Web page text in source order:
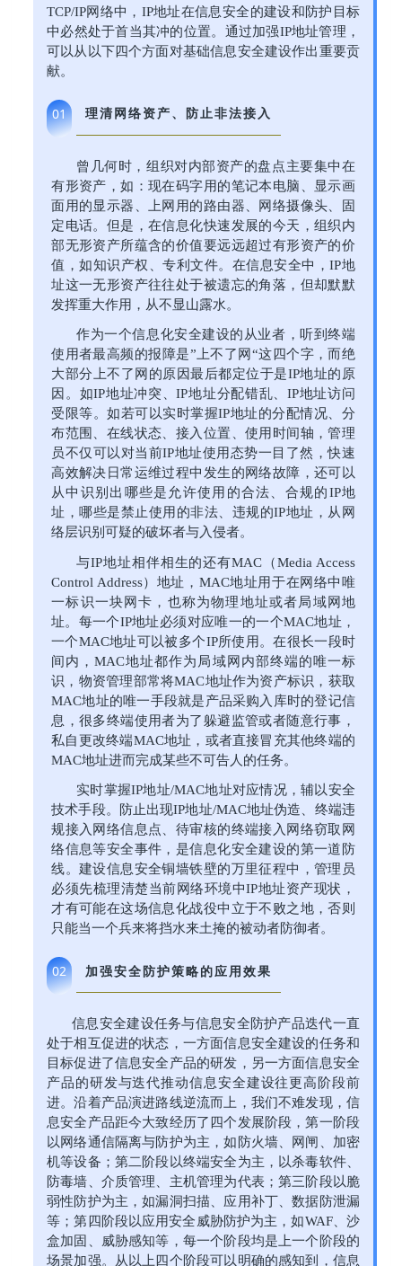
TCP/IP网络中，IP地址在信息安全的建设和防护目标
中必然处于首当其冲的位置。通过加强IP地址管理，
可以从以下四个方面对基础信息安全建设作出重要贡
献。
01 理清网络资产、防止非法接入
曾几何时，组织对内部资产的盘点主要集中在
有形资产，如：现在码字用的笔记本电脑、显示画
面用的显示器、上网用的路由器、网络摄像头、固
定电话。但是，在信息化快速发展的今天，组织内
部无形资产所蕴含的价值要远远超过有形资产的价
值，如知识产权、专利文件。在信息安全中，IP地
址这一无形资产往往处于被遗忘的角落，但却默默
发挥重大作用，从不显山露水。
作为一个信息化安全建设的从业者，听到终端
使用者最高频的报障是”上不了网“这四个字，而绝
大部分上不了网的原因最后都定位于是IP地址的原
因。如IP地址冲突、IP地址分配错乱、IP地址访问
受限等。如若可以实时掌握IP地址的分配情况、分
布范围、在线状态、接入位置、使用时间轴，管理
员不仅可以对当前IP地址使用态势一目了然，快速
高效解决日常运维过程中发生的网络故障，还可以
从中识别出哪些是允许使用的合法、合规的IP地
址，哪些是禁止使用的非法、违规的IP地址，从网
络层识别可疑的破坏者与入侵者。
与IP地址相伴相生的还有MAC（Media Access
Control Address）地址，MAC地址用于在网络中唯
一标识一块网卡，也称为物理地址或者局域网地
址。每一个IP地址必须对应唯一的一个MAC地址，
一个MAC地址可以被多个IP所使用。在很长一段时
间内，MAC地址都作为局域网内部终端的唯一标
识，物资管理部常将MAC地址作为资产标识，获取
MAC地址的唯一手段就是产品采购入库时的登记信
息，很多终端使用者为了躲避监管或者随意行事，
私自更改终端MAC地址，或者直接冒充其他终端的
MAC地址进而完成某些不可告人的任务。
实时掌握IP地址/MAC地址对应情况，辅以安全
技术手段。防止出现IP地址/MAC地址伪造、终端违
规接入网络信息点、待审核的终端接入网络窃取网
络信息等安全事件，是信息化安全建设的第一道防
线。建设信息安全铜墙铁壁的万里征程中，管理员
必须先梳理清楚当前网络环境中IP地址资产现状，
才有可能在这场信息化战役中立于不败之地，否则
只能当一个兵来将挡水来土掩的被动者防御者。
02 加强安全防护策略的应用效果
信息安全建设任务与信息安全防护产品迭代一直
处于相互促进的状态，一方面信息安全建设的任务和
目标促进了信息安全产品的研发，另一方面信息安全
产品的研发与迭代推动信息安全建设往更高阶段前
进。沿着产品演进路线逆流而上，我们不难发现，信
息安全产品距今大致经历了四个发展阶段，第一阶段
以网络通信隔离与防护为主，如防火墙、网闸、加密
机等设备；第二阶段以终端安全为主，以杀毒软件、
防毒墙、介质管理、主机管理为代表；第三阶段以脆
弱性防护为主，如漏洞扫描、应用补丁、数据防泄漏
等；第四阶段以应用安全威胁防护为主，如WAF、沙
盒加固、威胁感知等，每一个阶段均是上一个阶段的
场景加强。从以上四个阶段可以明确的感知到，信息